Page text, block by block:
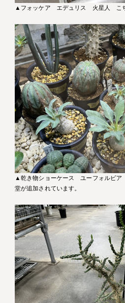
▲フォッケア エデュリス 火星人 こち
▲乾き物ショーケース ユーフォルビ
堂が追加されています。